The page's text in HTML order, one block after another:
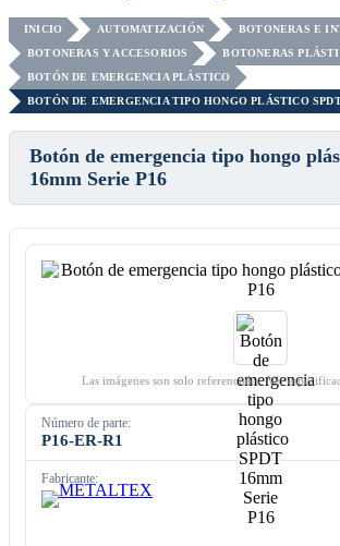
INICIO AUTOMATIZACIÓN
BOTONERAS E
BOTONERAS Y ACCESORIOS
BOTONERAS
BOTÓN DE EMERGENCIA PLÁSTICO
BOTÓN DE EMERGENCIA TIPO HONGO PLÁSTICO
Botón de emergencia tipo hongo
16mm Serie P16
Las imágenes son solo referenciales. Ver
Número de parte:
P16-ER-R1
Fabricante: